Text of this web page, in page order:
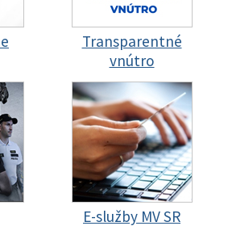
Transparentné
vnútro
E-služby MV SR